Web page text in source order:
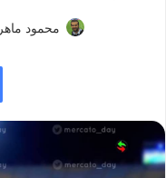
محمود ماهر